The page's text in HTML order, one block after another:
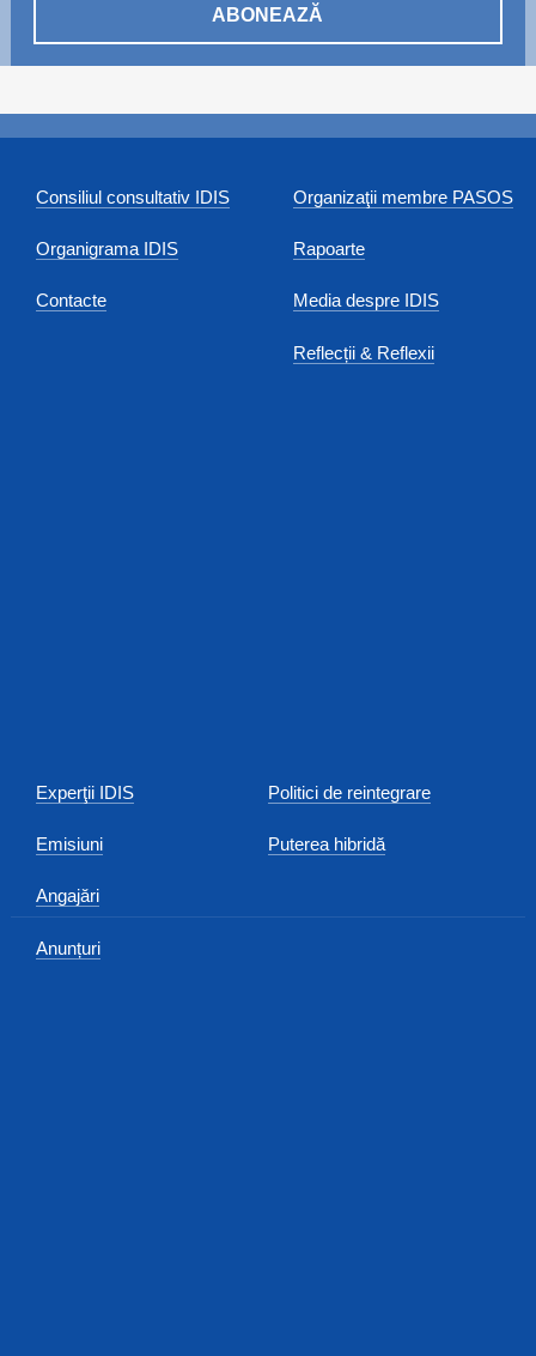
ABONEAZĂ
Consiliul consultativ IDIS
Organigrama IDIS
Contacte
Organizaţii membre PASOS
Rapoarte
Media despre IDIS
Reflecții & Reflexii
Experţii IDIS
Emisiuni
Angajări
Anunțuri
Politici de reintegrare
Puterea hibridă